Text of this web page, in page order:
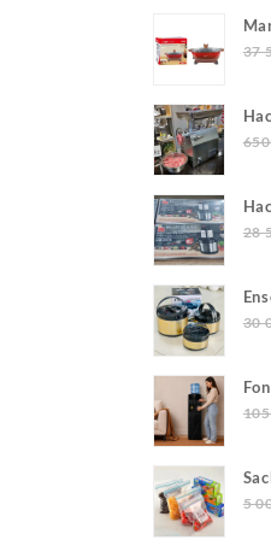
37
28
30
et
5